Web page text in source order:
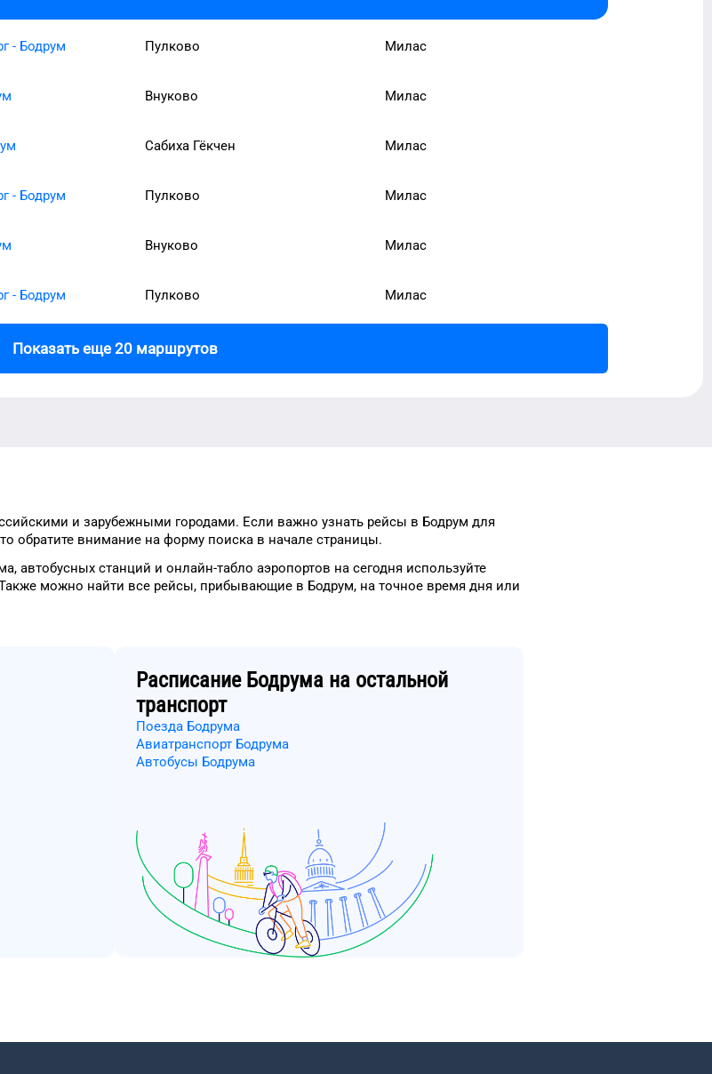
- Бодрум Пулково Милас
Внуково Милас
Сабиха Гёкчен Милас
- Бодрум Пулково Милас
Внуково Милас
- Бодрум Пулково Милас
Показать еще 20 маршрутов
и зарубежными городами. Если важно узнать рейсы в Бодрум для
обратите внимание на форму поиска в начале страницы.
, автобусных станций и онлайн-табло аэропортов на сегодня используйте
можно найти все рейсы, прибывающие в Бодрум, на точное время дня или
Расписание Бодрума на остальной
транспорт
Поезда Бодрума
Авиатранспорт Бодрума
Автобусы Бодрума